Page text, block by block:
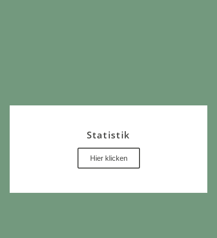
Statistik
Hier klicken